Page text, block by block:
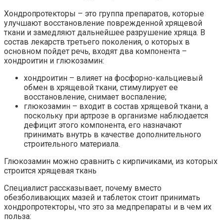
Хондропротекторы – это группа препаратов, которые
улучшают восстановление поврежденной хрящевой
ткани и замедляют дальнейшее разрушение хряща. В
состав лекарств третьего поколения, о которых в
основном пойдет речь, входят два компонента –
хондроитин и глюкозамин:
хондроитин – влияет на фосфорно-кальциевый
обмен в хрящевой ткани, стимулирует ее
восстановление, снимает воспаление;
глюкозамин – входит в состав хрящевой ткани, а
поскольку при артрозе в организме наблюдается
дефицит этого компонента, его назначают
принимать внутрь в качестве дополнительного
строительного материала.
Глюкозамин можно сравнить с кирпичиками, из которых
строится хрящевая ткань
Специалист рассказывает, почему вместо
обезболивающих мазей и таблеток стоит принимать
хондропротекторы, что это за медпрепараты и в чем их
польза: